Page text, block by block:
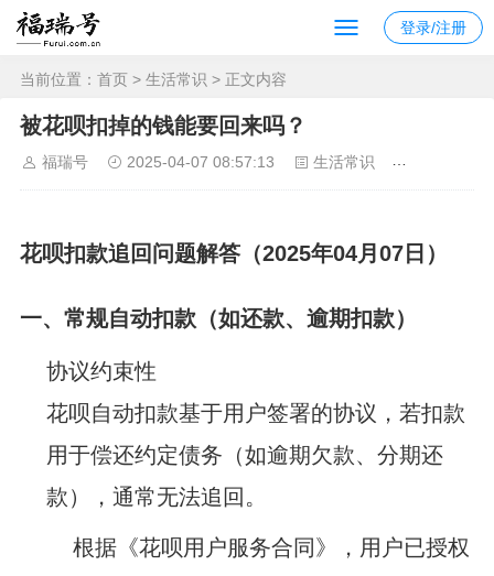
登录/注册
当前位置： 首页 > 生活常识 > 正文内容
被花呗扣掉的钱能要回来吗？
福瑞号 2025-04-07 08:57:13 生活常识
花呗扣款追回问题解答（2025年04月07日）
‌一、常规自动扣款（如还款、逾期扣款）‌
‌协议约束性‌
花呗自动扣款基于用户签署的协议，若扣款
用于偿还约定债务（如逾期欠款、分期还
款），通常无法追回‌。
根据《花呗用户服务合同》，用户已授权